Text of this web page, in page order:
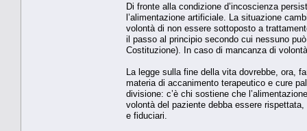
Di fronte alla condizione d’incoscienza
l’alimentazione artificiale. La situazione
volontà di non essere sottoposto a
il passo al principio secondo cui nessuno
Costituzione). In caso di mancanza di
La legge sulla fine della vita dovrebbe, ora,
materia di accanimento terapeutico e cure
divisione: c’è chi sostiene che
volontà del paziente debba essere
e fiduciari.